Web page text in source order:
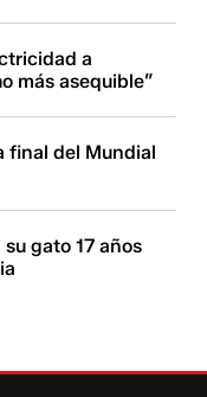
a
más asequible”
final del Mundial
gato 17 años